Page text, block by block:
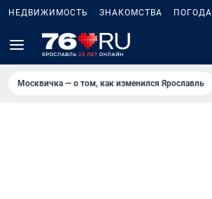
НЕДВИЖИМОСТЬ ЗНАКОМСТВА ПОГОДА
Москвичка — о том, как изменился Ярославль